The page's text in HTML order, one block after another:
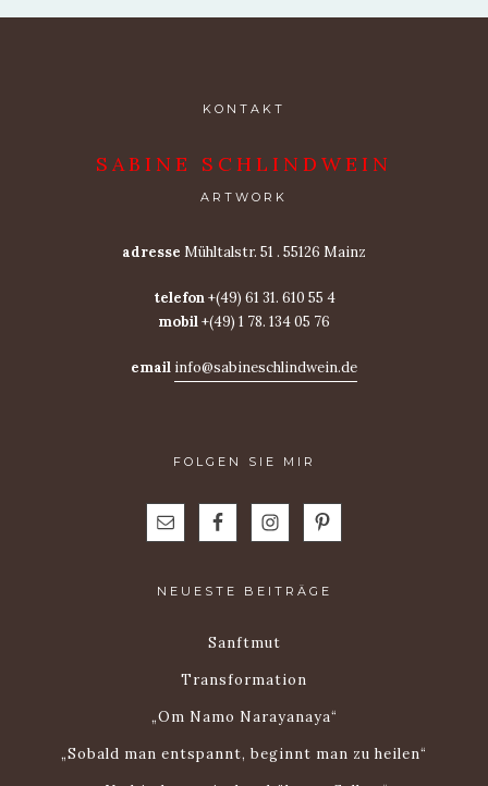
KONTAKT
SABINE SCHLINDWEIN
ARTWORK
adresse Mühltalstr. 51 . 55126 Mainz
telefon+(49) 61 31. 610 55 4
mobil+(49) 1 78. 134 05 76
email info@sabineschlindwein.de
FOLGEN SIE MIR
NEUESTE BEITRÄGE
Sanftmut
Transformation
„Om Namo Narayanaya“
„Sobald man entspannt, beginnt man zu heilen“